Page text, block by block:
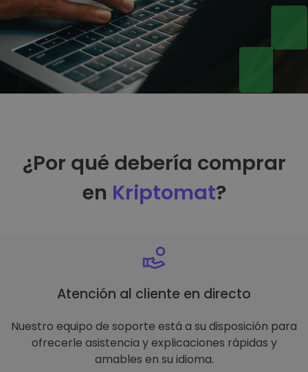
¿Por qué debería comprar
en Kriptomat?
Atención al cliente en directo
Nuestro equipo de soporte está a su disposición para
ofrecerle asistencia y explicaciones rápidas y
amables en su idioma.